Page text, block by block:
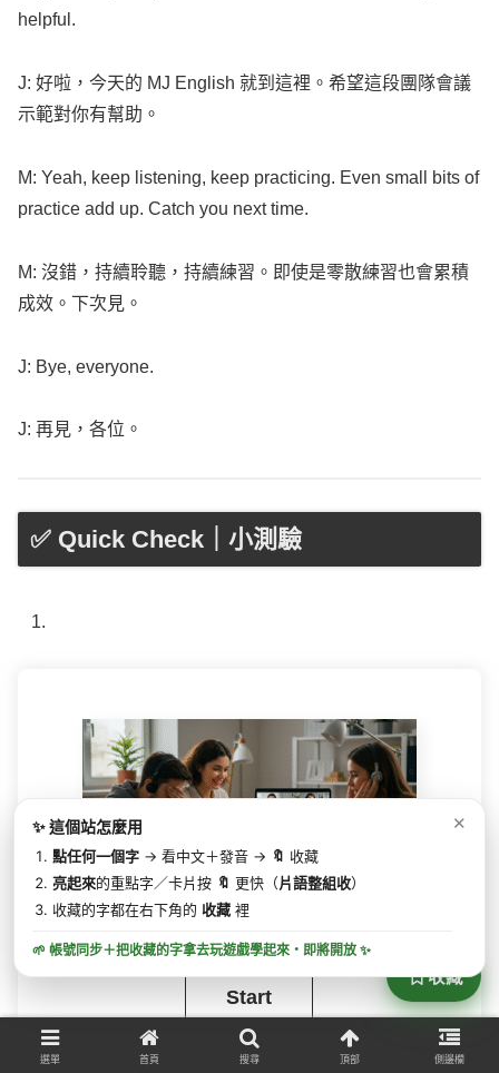
helpful .
J: 好啦，今天的 MJ English 就到這裡。希望這段團隊會議
示範對你有幫助。
M: Yeah, keep listening, keep practicing. Even small bits of
practice add up. Catch you next time.
M: 沒錯，持續聆聽，持續練習。即使是零散練習也會累積
成效。下次見。
J: Bye, everyone.
J: 再見，各位。
✅ Quick Check｜小測驗
選單 首頁 搜尋 頂部 側邊欄
收藏
✨ 這個站怎麼用
點任何一個字 → 看中文＋發音 → 🔖 收藏
亮起來的重點字／卡片按 🔖 更快（片語整組收）
收藏的字都在右下角的 收藏 裡
🌱 帳號同步＋把收藏的字拿去玩遊戲學起來・ 即將開放 ✨
✕